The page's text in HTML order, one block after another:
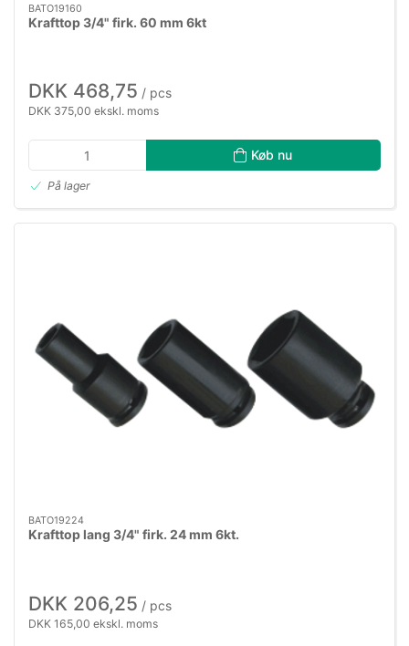
BATO19160
Krafttop 3/4" firk. 60 mm 6kt
DKK 468,75 / pcs
DKK 375,00 ekskl. moms
Køb nu
På lager
BATO19224
Krafttop lang 3/4" firk. 24 mm 6kt.
DKK 206,25 / pcs
DKK 165,00 ekskl. moms